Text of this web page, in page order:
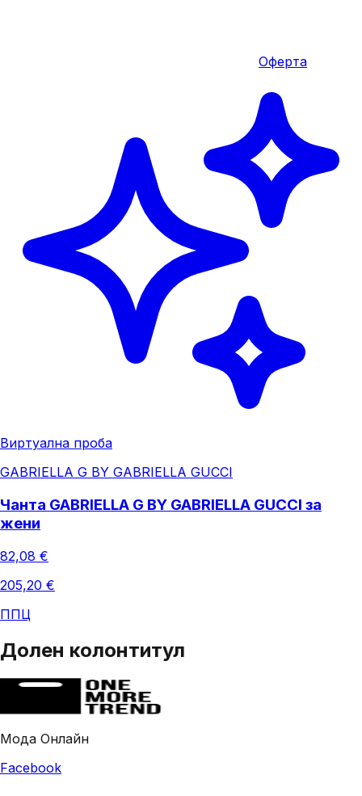
Оферта
Виртуална проба
GABRIELLA G BY GABRIELLA GUCCI
Чанта GABRIELLA G BY GABRIELLA GUCCI за
жени
82,08 €
205,20 €
ППЦ
Долен колонтитул
Мода Онлайн
Facebook